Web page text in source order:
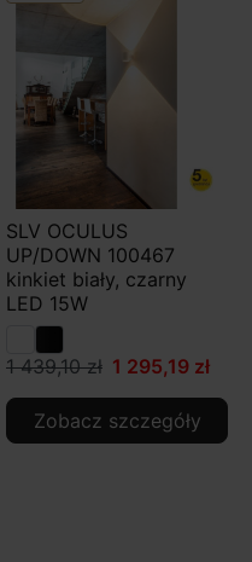
SLV OCULUS
UP/DOWN 100467
kinkiet biały, czarny
LED 15W
1 439,10 zł 1 295,19 zł
Zobacz szczegóły